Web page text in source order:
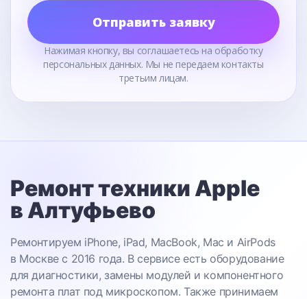
Отправить заявку
Нажимая кнопку, вы соглашаетесь на обработку
персональных данных. Мы не передаем контакты
третьим лицам.
Ремонт техники Apple
в Алтуфьево
Ремонтируем iPhone, iPad, MacBook, Mac и AirPods
в Москве с 2016 года. В сервисе есть оборудование
для диагностики, замены модулей и компонентного
ремонта плат под микроскопом. Также принимаем